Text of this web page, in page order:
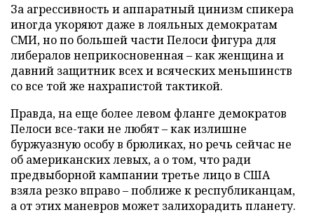
За агрессивность и аппаратный цинизм спикера
иногда укоряют даже в лояльных демократам
СМИ, но по большей части Пелоси фигура для
либералов неприкосновенная – как женщина и
давний защитник всех и всяческих меньшинств
со все той же нахрапистой тактикой.
Правда, на еще более левом фланге демократов
Пелоси все-таки не любят – как излишне
буржуазную особу в брюликах, но речь сейчас не
об американских левых, а о том, что ради
предвыборной кампании третье лицо в США
взяла резко вправо – поближе к республиканцам,
а от этих маневров может залихорадить планету.